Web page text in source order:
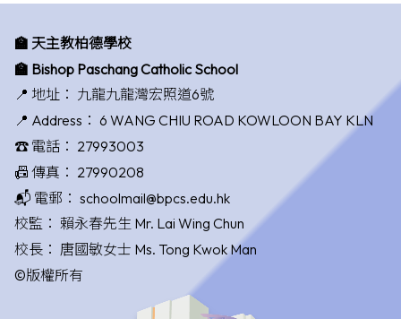
🏫 天主教柏德學校
🏫 Bishop Paschang Catholic School
📍 地址： 九龍九龍灣宏照道6號
📍 Address： 6 WANG CHIU ROAD KOWLOON BAY KLN
☎️ 電話： 27993003
📠 傳真： 27990208
📬 電郵： schoolmail@bpcs.edu.hk
校監： 賴永春先生 Mr. Lai Wing Chun
校長： 唐國敏女士 Ms. Tong Kwok Man
©版權所有